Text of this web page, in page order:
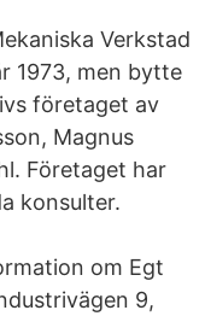
Verkstad
1973, men bytte
företaget av
Magnus
Företaget har
konsulter.
om Egt
9,